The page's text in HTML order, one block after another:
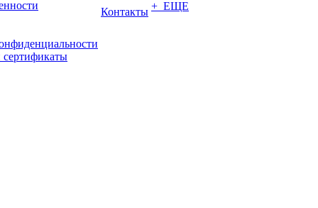
Контакты + ЕЩЕ